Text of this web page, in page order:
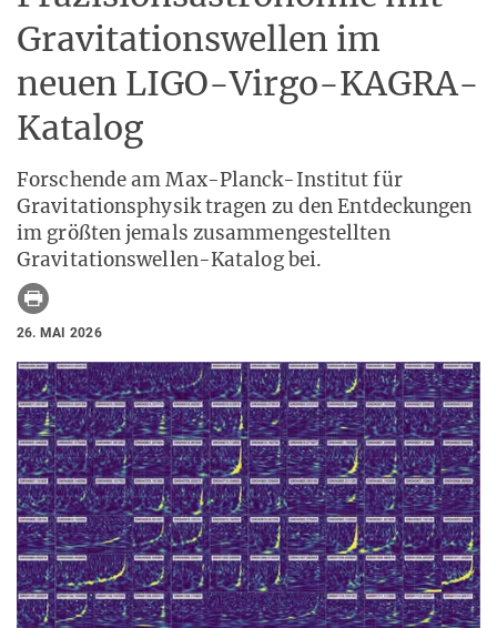
Gravitationswellen im
neuen LIGO-Virgo-KAGRA-
Katalog
Forschende am Max-Planck-Institut für
Gravitationsphysik tragen zu den Entdeckungen
im größten jemals zusammengestellten
Gravitationswellen-Katalog bei.
26. MAI 2026